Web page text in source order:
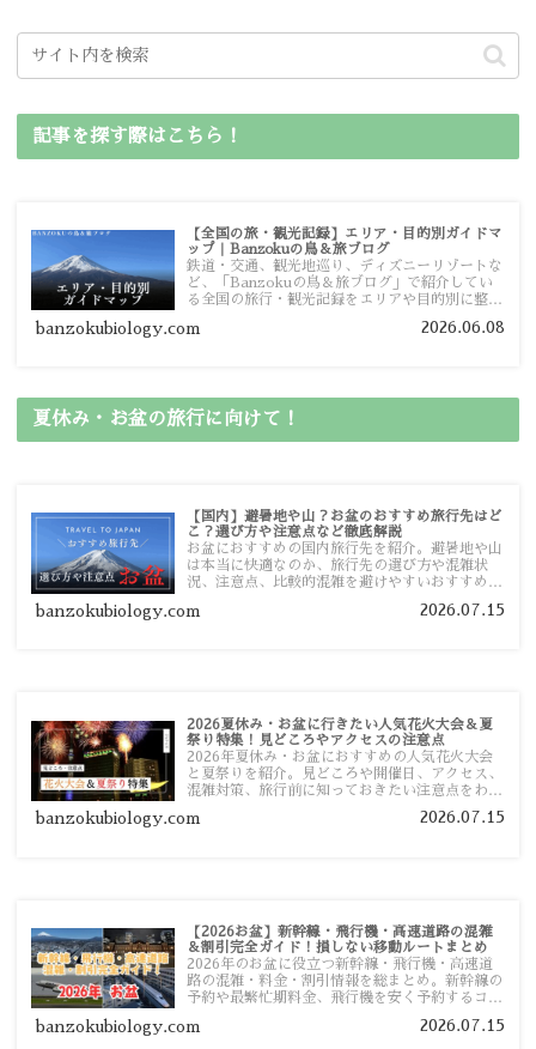
記事を探す際はこちら！
【全国の旅・観光記録】エリア・目的別ガイドマ
ップ｜Banzokuの鳥＆旅ブログ
鉄道・交通、観光地巡り、ディズニーリゾートな
ど、「Banzokuの鳥＆旅ブログ」で紹介してい
る全国の旅行・観光記録をエリアや目的別に整理
ガイドマップからスムーズに見つけていただけま
banzokubiology.com 2026.06.08
夏休み・お盆の旅行に向けて！
【国内】避暑地や山？お盆のおすすめ旅行先はど
こ？選び方や注意点など徹底解説
お盆におすすめの国内旅行先を紹介。避暑地や山
は本当に快適なのか、旅行先の選び方や混雑状
況、注意点、比較的混雑を避けやすいおすすめス
す。
banzokubiology.com 2026.07.15
2026夏休み・お盆に行きたい人気花火大会＆夏
祭り特集！見どころやアクセスの注意点
2026年夏休み・お盆におすすめの人気花火大会
と夏祭りを紹介。見どころや開催日、アクセス、
混雑対策、旅行前に知っておきたい注意点をわか
banzokubiology.com 2026.07.15
【2026お盆】新幹線・飛行機・高速道路の混雑
＆割引完全ガイド！損しない移動ルートまとめ
2026年のお盆に役立つ新幹線・飛行機・高速道
路の混雑・料金・割引情報を総まとめ。新幹線の
予約や最繁忙期料金、飛行機を安く予約するコ
い移動方法を分かりやすく解説します。
banzokubiology.com 2026.07.15